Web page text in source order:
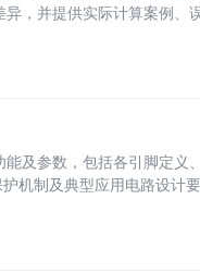
异，并提供实际计算案例
能及参数，包括各引脚定
机制及典型应用电路设计